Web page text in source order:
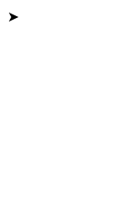
➤